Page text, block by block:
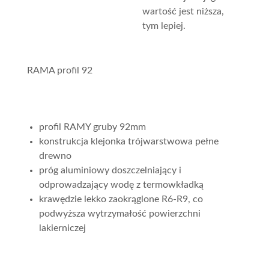
wartość jest niższa,
tym lepiej.
RAMA profil 92
profil RAMY gruby 92mm
konstrukcja klejonka trójwarstwowa pełne
drewno
próg aluminiowy doszczelniający i
odprowadzający wodę z termowkładką
krawędzie lekko zaokrąglone R6-R9, co
podwyższa wytrzymałość powierzchni
lakierniczej